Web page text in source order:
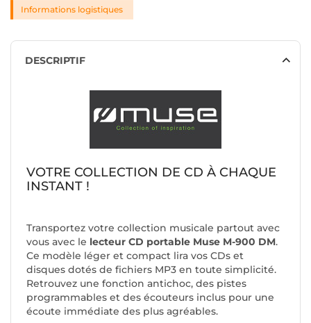
Informations logistiques
DESCRIPTIF
VOTRE COLLECTION DE CD À CHAQUE
INSTANT !
Transportez votre collection musicale partout avec
vous avec le lecteur CD portable Muse M-900 DM.
Ce modèle léger et compact lira vos CDs et
disques dotés de fichiers MP3 en toute simplicité.
Retrouvez une fonction antichoc, des pistes
programmables et des écouteurs inclus pour une
écoute immédiate des plus agréables.